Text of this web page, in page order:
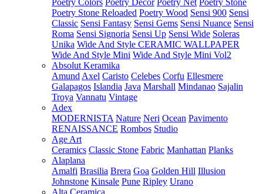
Poetry Colors Poetry Decor Poetry Net Poetry Stone
Poetry Stone Reloaded Poetry Wood Sensi 900 Sensi
Classic Sensi Fantasy Sensi Gems Sensi Nuance Sensi
Roma Sensi Signoria Sensi Up Sensi Wide Soleras
Unika Wide And Style CERAMIC WALLPAPER
Wide And Style Mini Wide And Style Mini Vol2
Absolut Keramika
Amund Axel Caristo Celebes Corfu Ellesmere
Galapagos Islandia Java Marshall Mindanao Sajalin
Troya Vannatu Vintage
Adex
MODERNISTA Nature Neri Ocean Pavimento
RENAISSANCE Rombos Studio
Age Art
Ceramics Classic Stone Fabric Manhattan Planks
Alaplana
Amalfi Brasilia Brera Goa Golden Hill Illusion
Johnstone Kinsale Pune Ripley Urano